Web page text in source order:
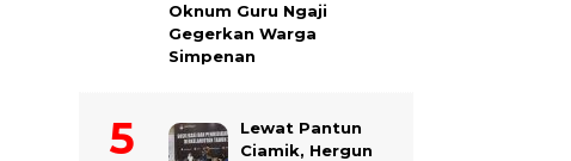
Oknum Guru Ngaji
Gegerkan Warga
Simpenan
Lewat Pantun
Ciamik, Hergun